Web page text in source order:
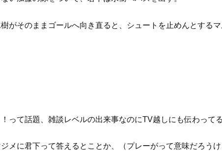
がそのままゴールへ向き直ると、シュートを止めんとする
って話題、雑談レベルの出来事なのにTV越しにも伝わって
メに君下って答えるとことか、（プレーがって意味だろうけ